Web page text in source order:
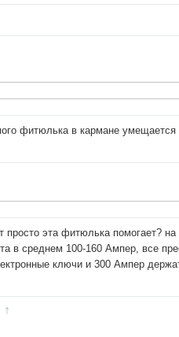
фитюлька в кармане
эта фитюлька помогает?
в среднем 100-160 Ампер, все
ключи и 300 Ампер
↑